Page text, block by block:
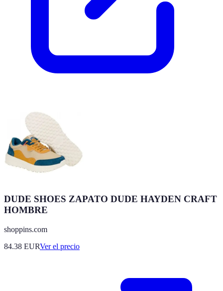
DUDE SHOES ZAPATO DUDE HAYDEN CRAFT
HOMBRE
shoppins.com
84.38 EURVer el precio